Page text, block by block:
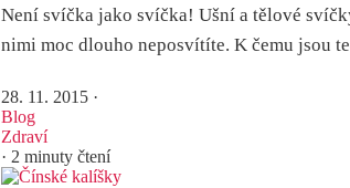
Není svíčka jako svíčka! Ušní a tělové
nimi moc dlouho neposvítíte. K čemu jsou
28. 11. 2015 ·
Blog
Zdraví
· 2 minuty čtení